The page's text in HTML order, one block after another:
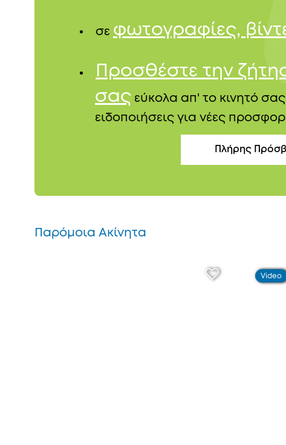
σε φωτογραφίες,
Προσθέστε την
σας εύκολα απ' το κινητό σας
ειδοποιήσεις για νέες
Πλήρης
Παρόμοια Ακίνητα
Video